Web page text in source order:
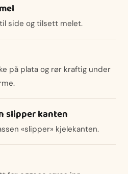
side og tilsett melet.
på plata og rør kraftig under
slipper kanten
«slipper» kjelekanten.